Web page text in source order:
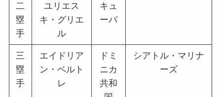
二
塁
手
ユリエス
キ・グリエ
ル
キュ
ーバ
三
塁
手
エイドリア
ン・ベルト
レ
ドミ
ニカ
共和
シアトル・マリナ
ーズ